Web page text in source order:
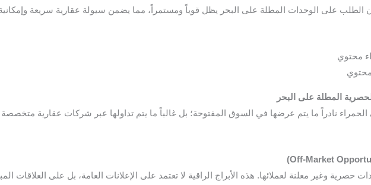
الطلب على الوحدات المطلة على البحر يظل قوياً ومستمراً، مما يضمن سيولة عقارية سريعة
المطلة على البحر
نادراً ما يتم عرضها في السوق المفتوحة؛ بل غالباً ما يتم تداولها عبر شركات عقارية
حصرية وغير معلنة لعملائها. هذه الأبراج الراقية لا تعتمد على الإعلانات العامة، بل على العلاقات